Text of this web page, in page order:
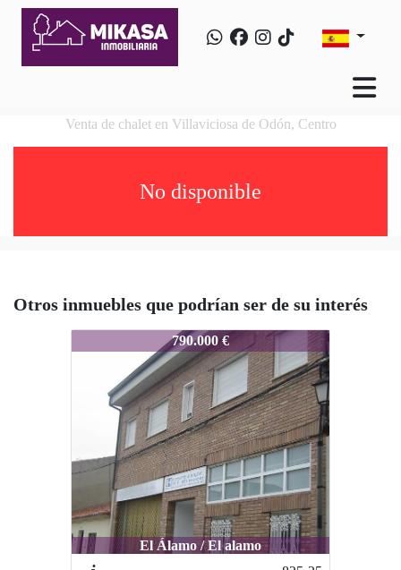
Venta de chalet en Villaviciosa de Odón, Centro
No disponible
Otros inmuebles que podrían ser de su interés
790.000 €
El Álamo / El alamo